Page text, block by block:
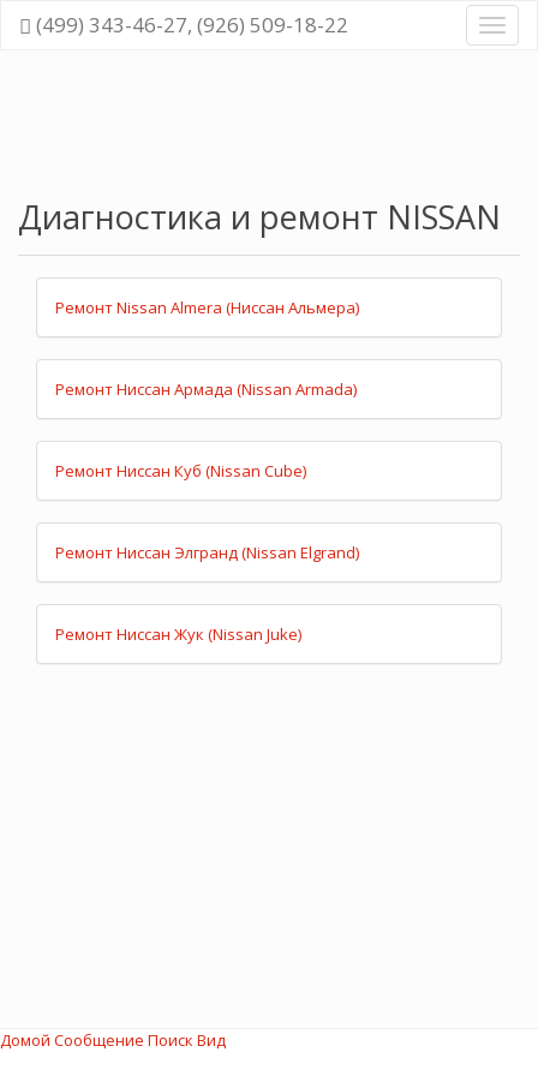
(499) 343-46-27, (926) 509-18-22
и
Диагностика и ремонт NISSAN
Ремонт Nissan Almera (Ниссан Альмера)
Ремонт Ниссан Армада (Nissan Armada)
Ремонт Ниссан Куб (Nissan Cube)
Ремонт Ниссан Элгранд (Nissan Elgrand)
Ремонт Ниссан Жук (Nissan Juke)
Домой Сообщение Поиск Вид